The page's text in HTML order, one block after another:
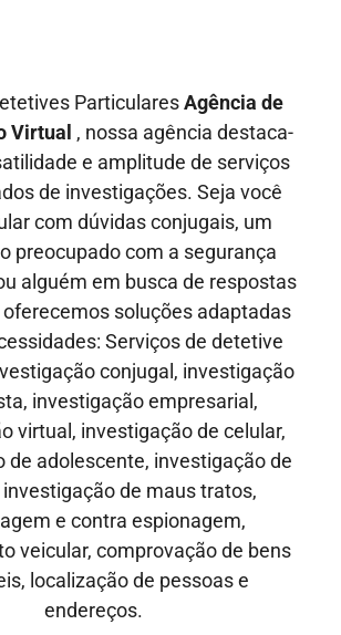
ParticularesAgência de
Virtual , nossa agência destaca-
e amplitude de serviços
de investigações. Seja você
com dúvidas conjugais, um
preocupado com a segurança
alguém em busca de respostas
soluções adaptadas
Serviços de detetive
conjugal, investigação
investigação empresarial,
virtual, investigação de celular,
de adolescente, investigação de
investigação de maus tratos,
e contra espionagem,
veicular, comprovação de bens
localização de pessoas e
endereços.